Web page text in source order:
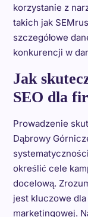
korzystanie z
takich jak
szczegółowe
konkurencji w
Jak
SEO dla
Prowadzenie
Dąbrowy
określić cele
docelową.
jest kluczowe
marketingowej.